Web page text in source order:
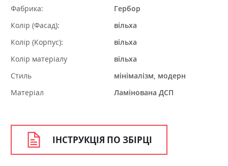
Фабрика:
Гербор
Колір (Фасад):
вільха
Колір (Корпус):
вільха
Колір матеріалу
вільха
Стиль
мінімалізм, модерн
Матеріал
Ламінована ДСП
ІНСТРУКЦІЯ ПО ЗБІРЦІ